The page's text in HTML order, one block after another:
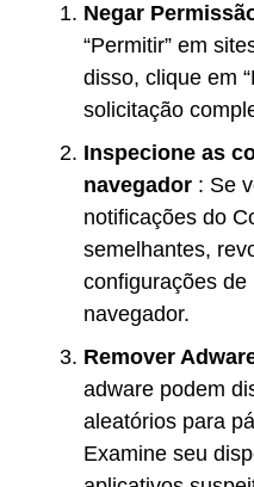
Negar
“Permitir” em
disso, clique em
solicitação
Inspecione as
navegador : Se
notificações do
semelhantes,
configurações de
navegador.
Remover
adware podem
aleatórios para
Examine seu